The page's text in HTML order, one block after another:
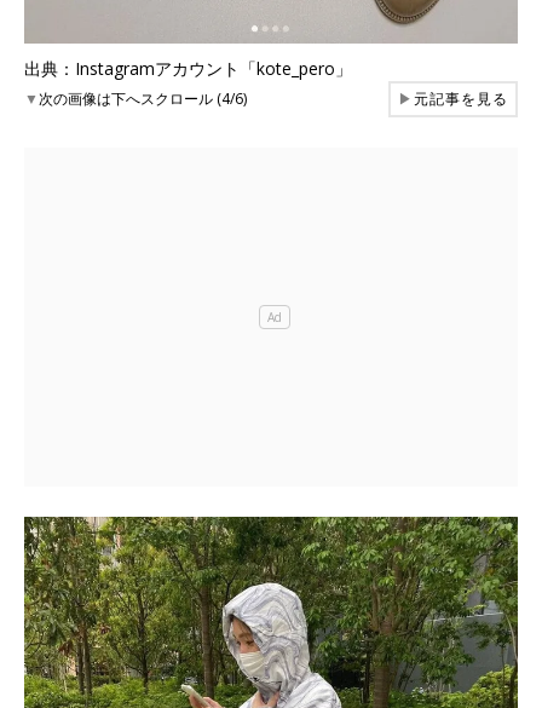
出典：Instagramアカウント「kote_pero」
▼次の画像は下へスクロール (4/6) ▶元記事を見る